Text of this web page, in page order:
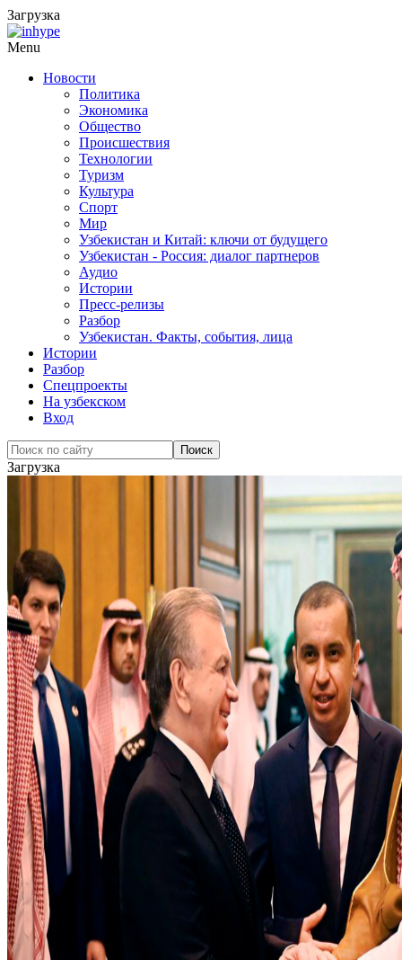
Загрузка
Menu
Новости
Политика
Экономика
Общество
Происшествия
Технологии
Туризм
Культура
Спорт
Мир
Узбекистан и Китай: ключи от будущего
Узбекистан - Россия: диалог партнеров
Аудио
Истории
Пресс-релизы
Разбор
Узбекистан. Факты, события, лица
Истории
Разбор
Спецпроекты
На узбекском
Вход
Загрузка